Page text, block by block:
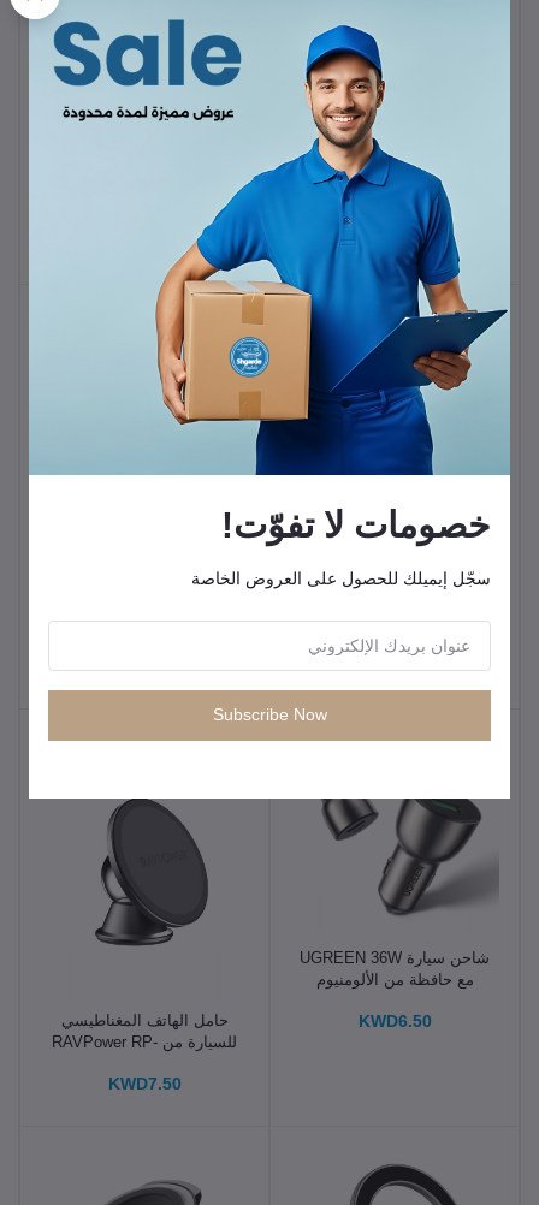
كاميرا ويب يوجرين يو إس
بي عالية الدقة
KWD14.90
مغناطيسي من UGREEN
بقوة 15 وات CD345
KWD14.50
بقوة 63 وات من UGREEN
KWD7.90
شاحن سيارة UGREEN 36W
مع حافظة من الألومنيوم
KWD6.50
حامل الهاتف المغناطيسي
للسيارة من RAVPower RP-
KWD7.50
خصومات لا تفوّت!
سجّل إيميلك للحصول على العروض الخاصة
Subscribe Now